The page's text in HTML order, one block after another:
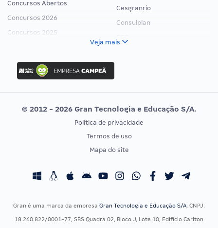
Concursos Abertos
Concursos 2026
Concursos 2025
Concurso Nacional Unificado
Concurso Ibama
Concurso MPU
Editais publicados
Cesgranrio
Consulplan
Vunesp
CONCURSOS POR PROFISSÃO
Concursos Fiscais
EXAME DE ORDEM
Calendário OAB
Veja mais
© 2012 - 2026 Gran Tecnologia e Educação S/A.
Política de privacidade
Termos de uso
Mapa do site
Gran é uma marca da empresa Gran Tecnologia e Educação S/A, CNPJ:
18.260.822/0001-77, SBS Quadra 02, Bloco J, Lote 10, Edifício Carlton